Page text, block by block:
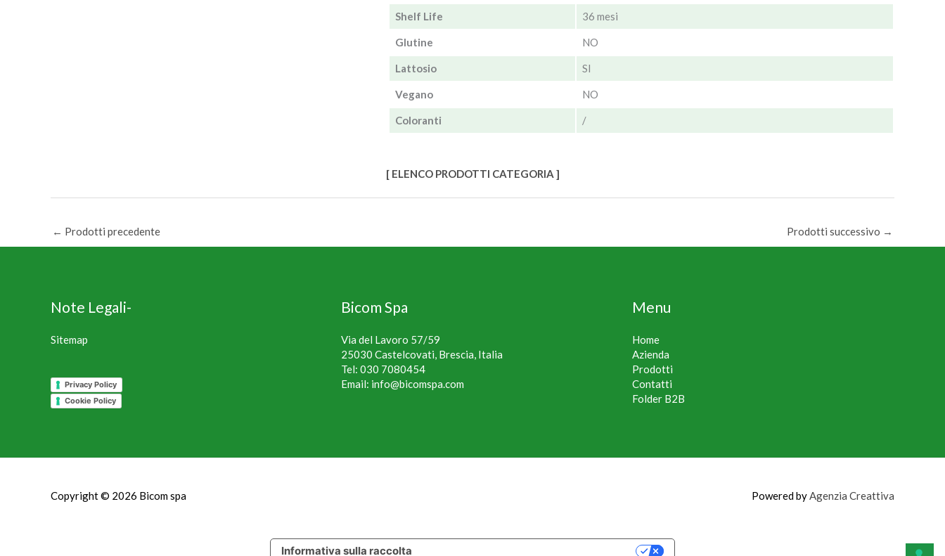
Shelf Life 36 mesi
Glutine NO
Lattosio SI
Vegano NO
Coloranti /
[ ELENCO PRODOTTI CATEGORIA ]
← Prodotti precedente Prodotti successivo →
Note Legali-
Sitemap
Privacy Policy
Cookie Policy
Bicom Spa
Via del Lavoro 57/59
25030 Castelcovati, Brescia, Italia
Tel:030 7080454
Email: info@bicomspa.com
Menu
Home
Azienda
Prodotti
Contatti
Folder B2B
Copyright © 2026 Bicom spa Powered byAgenzia Creattiva
Informativa sulla raccolta